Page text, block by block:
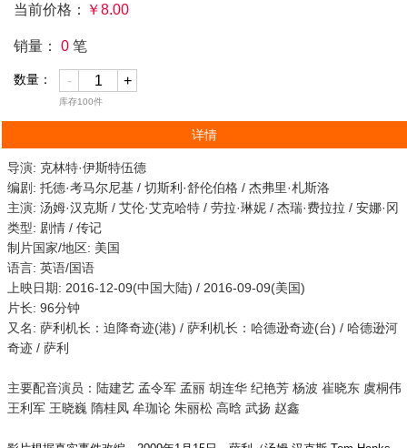
当前价格： ￥8.00
销量： 0 笔
数量： - +
库存100件
详情
导演: 克林特·伊斯特伍德
编剧: 托德·考马尔尼基 / 切斯利·舒伦伯格 / 杰弗里·札斯洛
主演: 汤姆·汉克斯 / 艾伦·艾克哈特 / 劳拉·琳妮 / 杰瑞·费拉拉 / 安娜·冈
类型: 剧情 / 传记
制片国家/地区: 美国
语言: 英语/国语
上映日期: 2016-12-09(中国大陆) / 2016-09-09(美国)
片长: 96分钟
又名: 萨利机长：迫降奇迹(港) / 萨利机长：哈德逊奇迹(台) / 哈德逊河
奇迹 / 萨利
主要配音演员：陆建艺 孟令军 孟丽 胡连华 纪艳芳 杨波 崔晓东 虞桐伟
王利军 王晓巍 隋桂凤 牟珈论 朱丽松 高晗 武扬 赵鑫